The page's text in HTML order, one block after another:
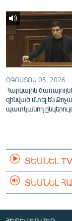
ՕԳՈՍՏՈՍ 05, 2026
Հարկային
զինված մտել են
պատկանող
ՏԵՍՆԵԼ
ՏԵՍՆԵԼ